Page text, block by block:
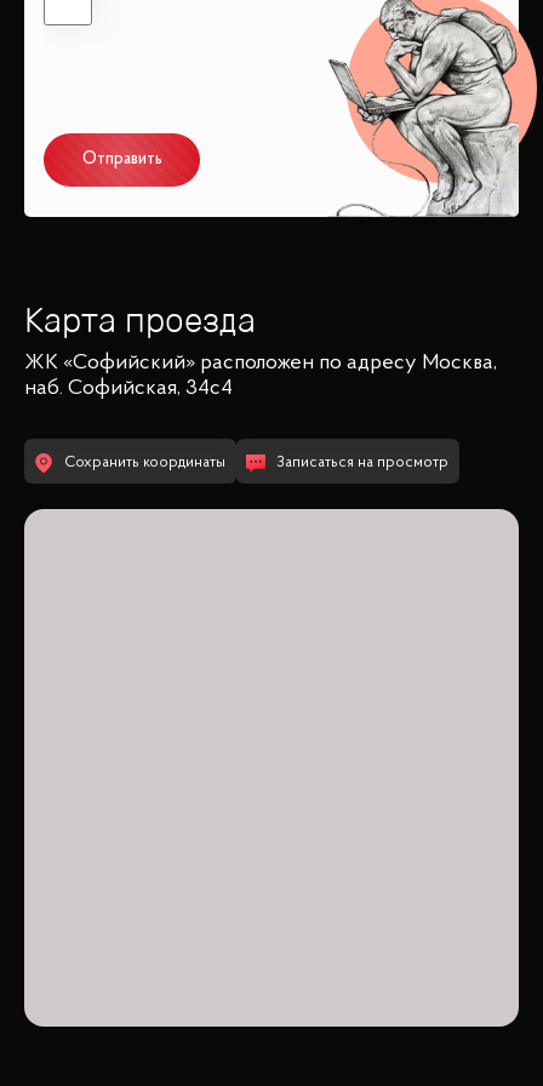
Отправить
Карта проезда
ЖК «Софийский» расположен по адресу Москва,
наб. Софийская, 34с4
Сохранить координаты Записаться на просмотр